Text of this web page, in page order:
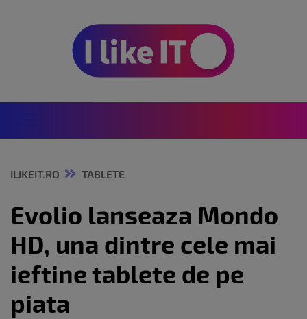
ILIKEIT.RO TABLETE
Evolio lanseaza Mondo
HD, una dintre cele mai
ieftine tablete de pe
piata